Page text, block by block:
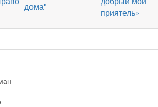
дома"
приятель»